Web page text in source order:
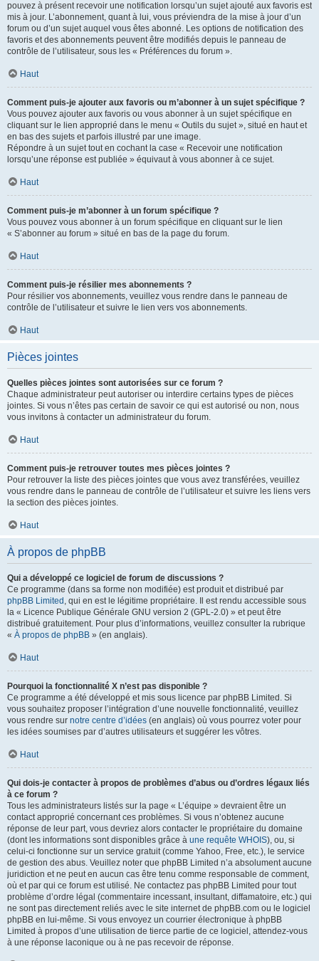
pouvez à présent recevoir une notification lorsqu’un sujet ajouté aux favoris est
mis à jour. L’abonnement, quant à lui, vous préviendra de la mise à jour d’un
forum ou d’un sujet auquel vous êtes abonné. Les options de notification des
favoris et des abonnements peuvent être modifiés depuis le panneau de
contrôle de l’utilisateur, sous les « Préférences du forum ».
Haut
Comment puis-je ajouter aux favoris ou m’abonner à un sujet spécifique ?
Vous pouvez ajouter aux favoris ou vous abonner à un sujet spécifique en
cliquant sur le lien approprié dans le menu « Outils du sujet », situé en haut et
en bas des sujets et parfois illustré par une image.
Répondre à un sujet tout en cochant la case « Recevoir une notification
lorsqu’une réponse est publiée » équivaut à vous abonner à ce sujet.
Haut
Comment puis-je m’abonner à un forum spécifique ?
Vous pouvez vous abonner à un forum spécifique en cliquant sur le lien
« S’abonner au forum » situé en bas de la page du forum.
Haut
Comment puis-je résilier mes abonnements ?
Pour résilier vos abonnements, veuillez vous rendre dans le panneau de
contrôle de l’utilisateur et suivre le lien vers vos abonnements.
Haut
Pièces jointes
Quelles pièces jointes sont autorisées sur ce forum ?
Chaque administrateur peut autoriser ou interdire certains types de pièces
jointes. Si vous n’êtes pas certain de savoir ce qui est autorisé ou non, nous
vous invitons à contacter un administrateur du forum.
Haut
Comment puis-je retrouver toutes mes pièces jointes ?
Pour retrouver la liste des pièces jointes que vous avez transférées, veuillez
vous rendre dans le panneau de contrôle de l’utilisateur et suivre les liens vers
la section des pièces jointes.
Haut
À propos de phpBB
Qui a développé ce logiciel de forum de discussions ?
Ce programme (dans sa forme non modifiée) est produit et distribué par
phpBB Limited , qui en est le légitime propriétaire. Il est rendu accessible sous
la « Licence Publique Générale GNU version 2 (GPL-2.0) » et peut être
distribué gratuitement. Pour plus d’informations, veuillez consulter la rubrique
« À propos de phpBB » (en anglais).
Haut
Pourquoi la fonctionnalité X n’est pas disponible ?
Ce programme a été développé et mis sous licence par phpBB Limited. Si
vous souhaitez proposer l’intégration d’une nouvelle fonctionnalité, veuillez
vous rendre sur notre centre d’idées (en anglais) où vous pourrez voter pour
les idées soumises par d’autres utilisateurs et suggérer les vôtres.
Haut
Qui dois-je contacter à propos de problèmes d’abus ou d’ordres légaux liés
à ce forum ?
Tous les administrateurs listés sur la page « L’équipe » devraient être un
contact approprié concernant ces problèmes. Si vous n’obtenez aucune
réponse de leur part, vous devriez alors contacter le propriétaire du domaine
(dont les informations sont disponibles grâce à une requête WHOIS), ou, si
celui-ci fonctionne sur un service gratuit (comme Yahoo, Free, etc.), le service
de gestion des abus. Veuillez noter que phpBB Limited n’a absolument aucune
juridiction et ne peut en aucun cas être tenu comme responsable de comment,
où et par qui ce forum est utilisé. Ne contactez pas phpBB Limited pour tout
problème d’ordre légal (commentaire incessant, insultant, diffamatoire, etc.) qui
ne sont pas directement reliés avec le site internet de phpBB.com ou le logiciel
phpBB en lui-même. Si vous envoyez un courrier électronique à phpBB
Limited à propos d’une utilisation de tierce partie de ce logiciel, attendez-vous
à une réponse laconique ou à ne pas recevoir de réponse.